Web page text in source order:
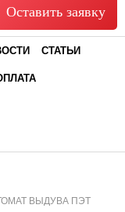
Оставить заявку
СТАТЬИ
ВЫДУВА ПЭТ